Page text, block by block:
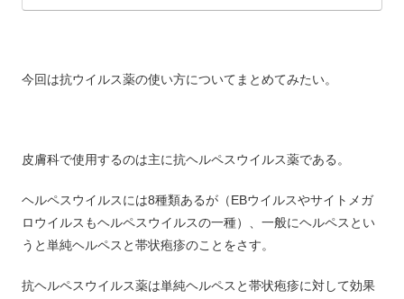
今回は抗ウイルス薬の使い方についてまとめてみたい。
皮膚科で使用するのは主に抗ヘルペスウイルス薬である。
ヘルペスウイルスには8種類あるが（EBウイルスやサイトメガ
ロウイルスもヘルペスウイルスの一種）、一般にヘルペスとい
うと単純ヘルペスと帯状疱疹のことをさす。
抗ヘルペスウイルス薬は単純ヘルペスと帯状疱疹に対して効果